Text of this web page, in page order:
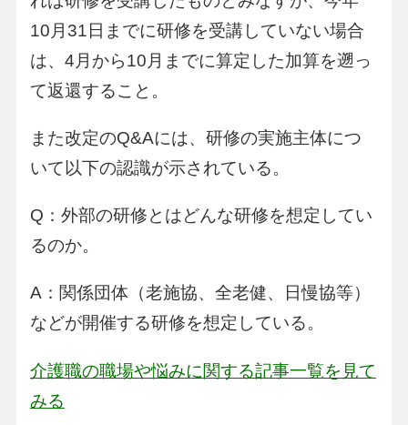
10月31日までに研修を受講していない場合
は、4月から10月までに算定した加算を遡っ
て返還すること。
また改定のQ&Aには、研修の実施主体につ
いて以下の認識が示されている。
Q：外部の研修とはどんな研修を想定してい
るのか。
A：関係団体（老施協、全老健、日慢協等）
などが開催する研修を想定している。
介護職の職場や悩みに関する記事一覧を見て
みる